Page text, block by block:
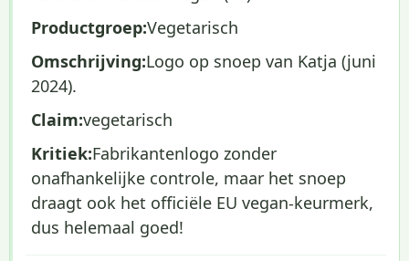
Productgroep:Vegetarisch
Omschrijving:Logo op snoep van Katja (juni
2024).
Claim:vegetarisch
Kritiek:Fabrikantenlogo zonder
onafhankelijke controle, maar het snoep
draagt ook het officiële EU vegan-keurmerk,
dus helemaal goed!